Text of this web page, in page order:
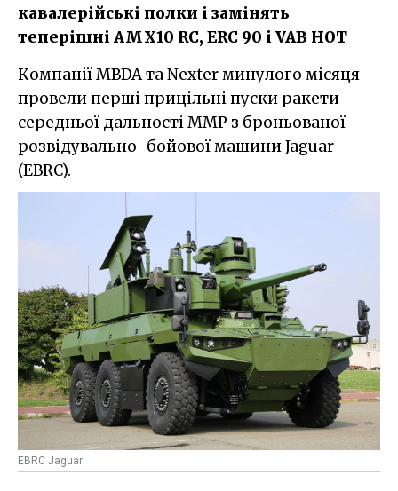
кавалерійські полки і замінять
теперішні AMX10 RC, ERC 90 і VAB HOT
Компанії MBDA та Nexter минулого місяця
провели перші прицільні пуски ракети
середньої дальності ММР з броньованої
розвідувально-бойової машини Jaguar
(EBRC).
EBRC Jaguar